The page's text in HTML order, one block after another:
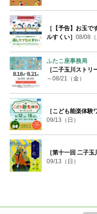
［【予告】お玉
ルすくい］ 08/08（
ふたこ座事務局
［二子玉川ストリ
～08/21（金）
［こども能楽体験
09/13（日）
［第十一回 二子玉
09/13（日）